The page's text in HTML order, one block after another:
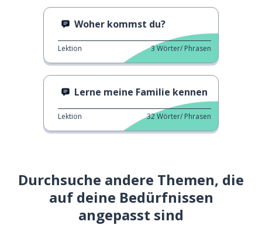
Woher kommst du?
Lektion 3Wörter/ Phrasen
Lerne meine Familie kennen
Lektion 32Wörter/ Phrasen
Durchsuche andere Themen, die
auf deine Bedürfnissen
angepasst sind